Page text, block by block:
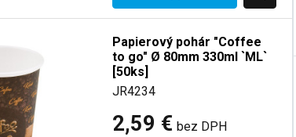
Papierový pohár "Coffee
to go" Ø 80mm 330ml `ML`
[50ks]
JR4234
2,59 € bez DPH